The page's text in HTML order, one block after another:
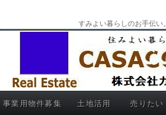
すみよい暮らしのお手伝
事業用物件募集 土地活用 売りたい